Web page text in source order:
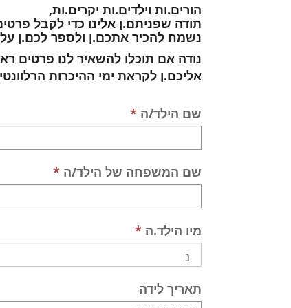
הורים.ות וילדים.ות יקרים.ות,
תודה שפניתם.ן אלינו כדי לקבל
נשמח להכיר אתכם.ן ולספר לכם.ן
נודה אם תוכלו להשאיר לנו פרטים
אליכם.ן לקראת ימי ההיכרות
שם הילד/ה
שם המשפחה של הילד/ה
מיו הילד.ה
תאריך לידה